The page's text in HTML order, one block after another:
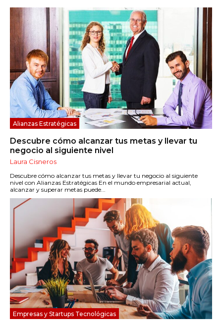
Alianzas Estratégicas
Descubre cómo alcanzar tus metas y llevar tu
negocio al siguiente nivel
Laura Cisneros
Descubre cómo alcanzar tus metas y llevar tu negocio al siguiente
nivel con Alianzas Estratégicas En el mundo empresarial actual,
alcanzar y superar metas puede...
Empresas y Startups Tecnológicas